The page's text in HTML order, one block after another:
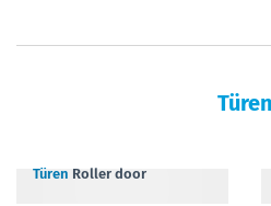
Türen
Türen Roller door